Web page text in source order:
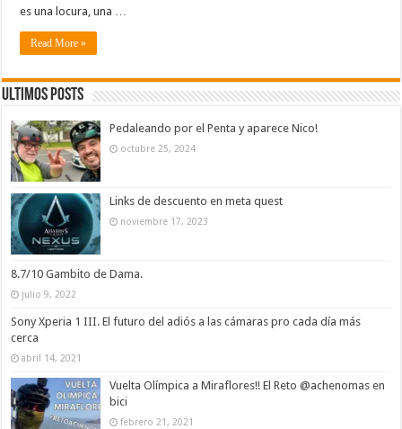
es una locura, una …
Read More »
Ultimos Posts
Pedaleando por el Penta y aparece Nico!
octubre 25, 2024
Links de descuento en meta quest
noviembre 17, 2023
8.7/10 Gambito de Dama.
julio 9, 2022
Sony Xperia 1 III. El futuro del adiós a las cámaras pro cada día más
cerca
abril 14, 2021
Vuelta Olímpica a Miraflores!! El Reto @achenomas en
bici
febrero 21, 2021